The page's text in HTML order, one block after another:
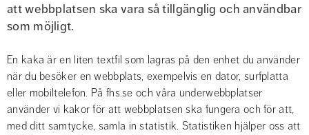
att webbplatsen ska vara så tillgänglig och användbar
som möjligt.
En kaka är en liten textfil som lagras på den enhet du använder
när du besöker en webbplats, exempelvis en dator, surfplatta
eller mobiltelefon. På fhs.se och våra underwebbplatser
använder vi kakor för att webbplatsen ska fungera och för att,
med ditt samtycke, samla in statistik. Statistiken hjälper oss att